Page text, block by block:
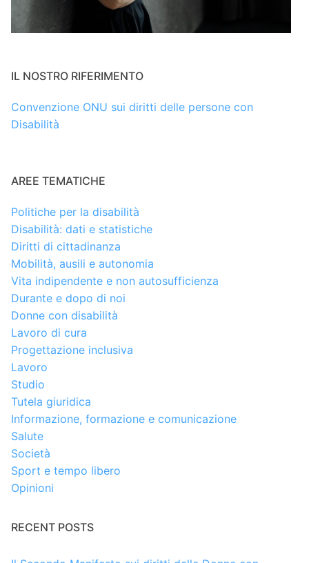
IL NOSTRO RIFERIMENTO
Convenzione ONU sui diritti delle persone con
Disabilità
AREE TEMATICHE
Politiche per la disabilità
Disabilità: dati e statistiche
Diritti di cittadinanza
Mobilità, ausili e autonomia
Vita indipendente e non autosufficienza
Durante e dopo di noi
Donne con disabilità
Lavoro di cura
Progettazione inclusiva
Lavoro
Studio
Tutela giuridica
Informazione, formazione e comunicazione
Salute
Società
Sport e tempo libero
Opinioni
RECENT POSTS